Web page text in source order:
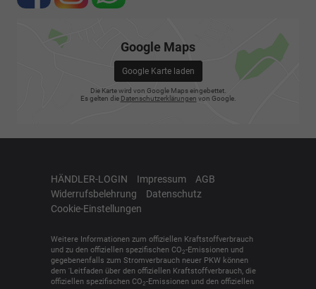
Google Maps
Google Karte laden
Die Karte wird von Google Maps eingebettet.
Es gelten die Datenschutzerklärungen von Google.
HÄNDLER-LOGIN Impressum
AGB
Widerrufsbelehrung
Datenschutz
Cookie-Einstellungen
Weitere Informationen zum offiziellen Kraftstoffverbrauch
und zu den offiziellen spezifischen CO2-Emissionen und
gegebenenfalls zum Stromverbrauch neuer PKW können
dem 'Leitfaden über den offiziellen Kraftstoffverbrauch, die
offiziellen spezifischen CO2-Emissionen und den offiziellen